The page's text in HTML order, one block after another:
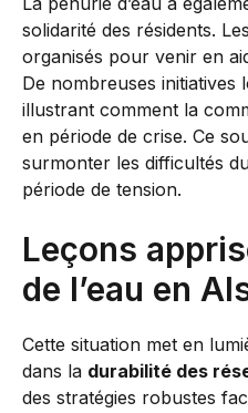
solidarité des résidents.
organisés pour venir en
De nombreuses initiatives
illustrant comment la
en période de crise. Ce
surmonter les difficultés
période de tension.
Leçons
de l’eau en
Cette situation met en
dans la durabilité des
des stratégies robustes